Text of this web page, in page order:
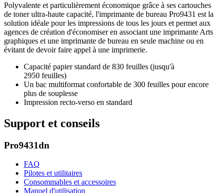
Polyvalente et particulièrement économique grâce à ses cartouches
de toner ultra-haute capacité, l'imprimante de bureau Pro9431 est la
solution idéale pour les impressions de tous les jours et permet aux
agences de création d'économiser en associant une imprimante Arts
graphiques et une imprimante de bureau en seule machine ou en
évitant de devoir faire appel à une imprimerie.
Capacité papier standard de 830 feuilles (jusqu'à
2950 feuilles)
Un bac multiformat confortable de 300 feuilles pour encore
plus de souplesse
Impression recto-verso en standard
Support et conseils
Pro9431dn
FAQ
Pilotes et utilitaires
Consommables et accessoires
Manuel d'utilisation